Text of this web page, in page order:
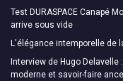
Test DURASPACE Canapé
arrive sous vide
L'élégance intemporelle de
Interview de Hugo
moderne et savoir-faire